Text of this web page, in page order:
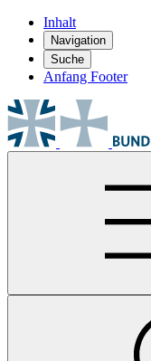
Inhalt
Navigation
Suche
Anfang Footer